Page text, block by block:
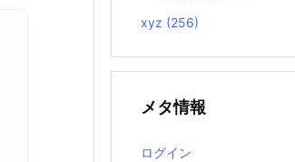
xyz (256)
メタ情報
ログイン